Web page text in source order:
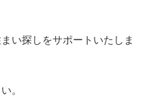
い探しをサポートいたしま
。